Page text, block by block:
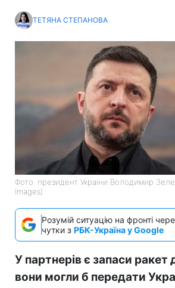
ТЕТЯНА СТЕПАНОВА
Фото: президент України Володимир
Images)
Розумій ситуацію на фронті
чутки з РБК-Україна у Google
У партнерів є запаси ракет
вони могли б передати